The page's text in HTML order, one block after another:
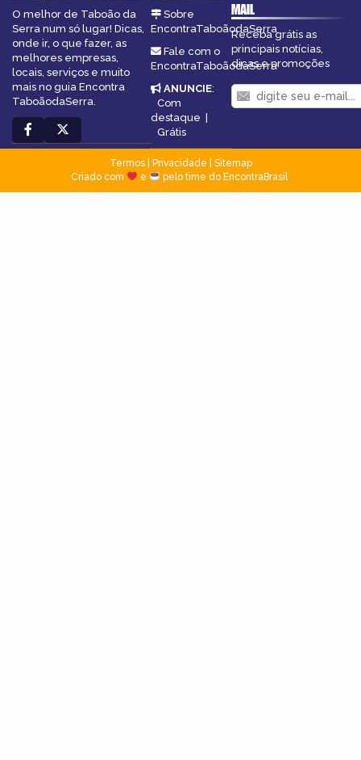
O melhor de Taboão da
Serra num só lugar! Dicas,
onde ir, o que fazer, as
melhores empresas,
locais, serviços e muito
mais no guia Encontra
TaboãodaSerra.
Sobre
EncontraTaboãodaSerra
Fale com o
EncontraTaboãodaSerra
ANUNCIE:
Com
destaque
Grátis
MAIL
Receba grátis as
principais notícias,
dicas e promoções
Termos| Privacidade
Sitemap
Criado com
e pelo time do EncontraBrasil